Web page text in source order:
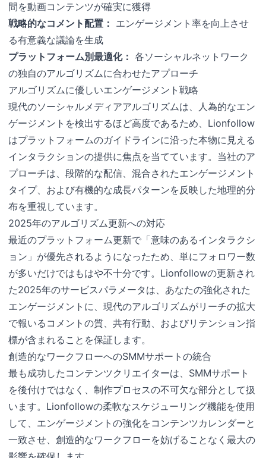
間を動画コンテンツが確実に獲得
戦略的なコメント配置： エンゲージメント率を向上させ
る有意義な議論を生成
プラットフォーム別最適化： 各ソーシャルネットワーク
の独自のアルゴリズムに合わせたアプローチ
アルゴリズムに優しいエンゲージメント戦略
現代のソーシャルメディアアルゴリズムは、人為的なエン
ゲージメントを検出するほど高度であるため、Lionfollow
はプラットフォームのガイドラインに沿った本物に見える
インタラクションの提供に焦点を当てています。当社のア
プローチは、段階的な配信、混合されたエンゲージメント
タイプ、および有機的な成長パターンを反映した地理的分
布を重視しています。
2025年のアルゴリズム更新への対応
最近のプラットフォーム更新で「意味のあるインタラクシ
ョン」が優先されるようになったため、単にフォロワー数
が多いだけではもはや不十分です。Lionfollowの更新され
た2025年のサービスパラメータは、あなたの強化された
エンゲージメントに、現代のアルゴリズムがリーチの拡大
で報いるコメントの質、共有行動、およびリテンション指
標が含まれることを保証します。
創造的なワークフローへのSMMサポートの統合
最も成功したコンテンツクリエイターは、SMMサポート
を後付けではなく、制作プロセスの不可欠な部分として扱
います。Lionfollowの柔軟なスケジューリング機能を使用
して、エンゲージメントの強化をコンテンツカレンダーと
一致させ、創造的なワークフローを妨げることなく最大の